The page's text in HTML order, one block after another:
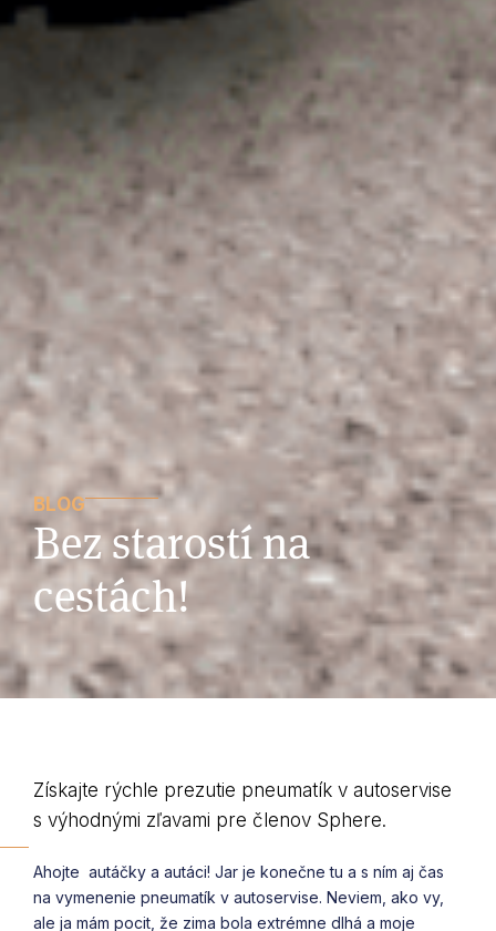
BLOG
Bez starostí na
cestách!
Získajte rýchle prezutie pneumatík v autoservise
s výhodnými zľavami pre členov Sphere.
Ahojte autáčky a autáci! Jar je konečne tu a s ním aj čas
na vymenenie pneumatík v autoservise. Neviem, ako vy,
ale ja mám pocit, že zima bola extrémne dlhá a moje